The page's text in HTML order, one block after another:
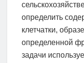
определить
клетчатки,
определенной
задачи